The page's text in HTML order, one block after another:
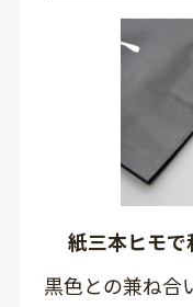
紙三本ヒモ
黒色との兼ね合